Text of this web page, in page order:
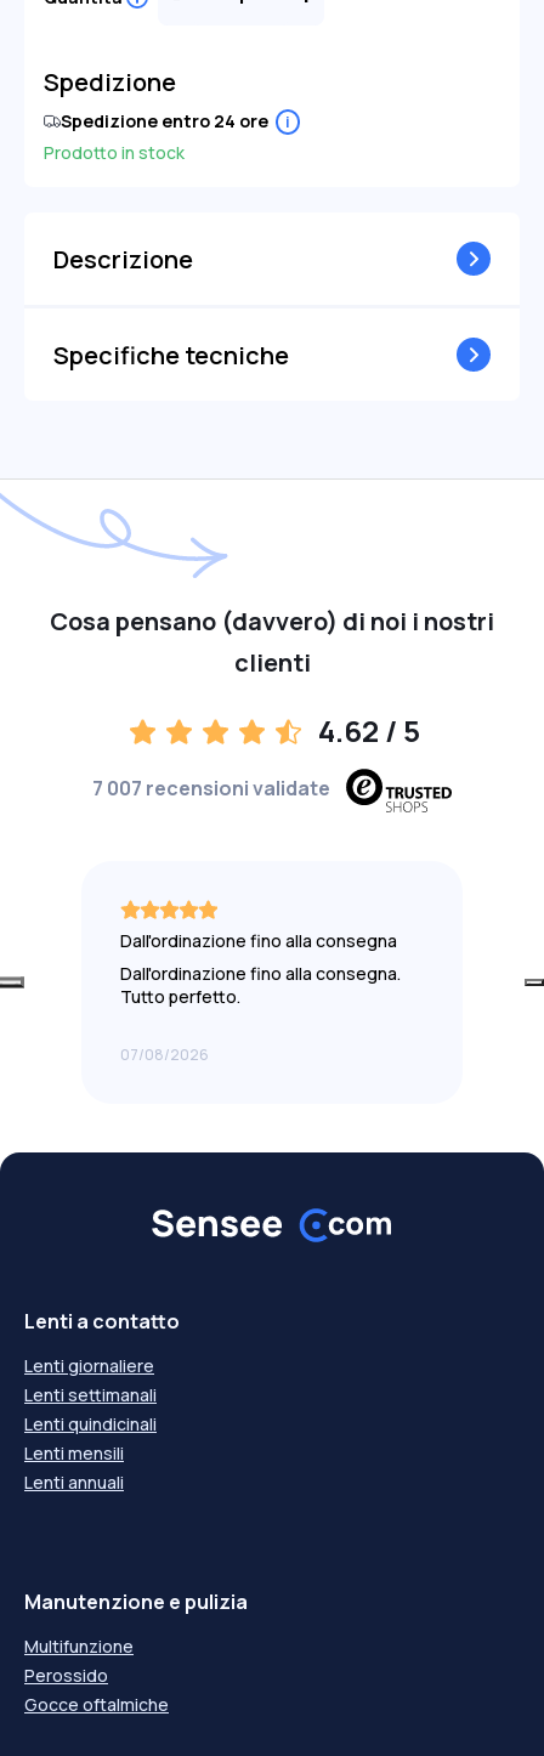
Spedizione
Prodotto in stock
Spedizione entro 24 ore i
Descrizione
Specifiche tecniche
Cosa pensano (davvero) di noi i nostri
clienti
4.62 / 5
7 007 recensioni validate
Dall'ordinazione fino alla consegna
Dall'ordinazione fino alla consegna.
Tutto perfetto.
07/08/2026
Lenti a contatto
Lenti giornaliere
Lenti settimanali
Lenti quindicinali
Lenti mensili
Lenti annuali
Manutenzione e pulizia
Multifunzione
Perossido
Gocce oftalmiche